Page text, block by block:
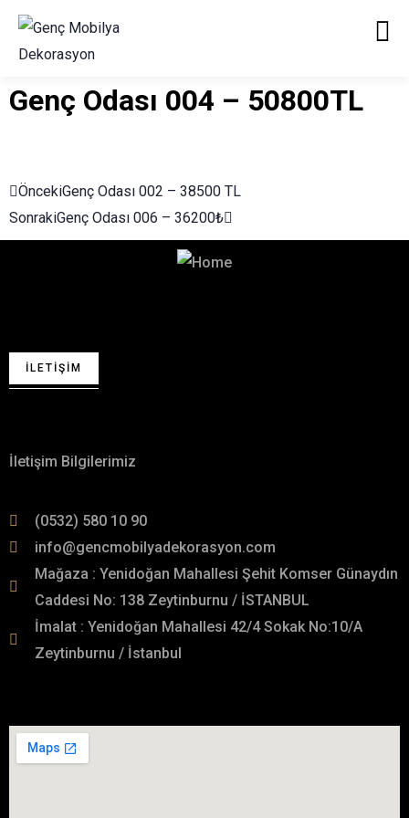
Genç Odası 004 – 50800TL
ÖncekiGenç Odası 002 – 38500 TL
SonrakiGenç Odası 006 – 36200₺
İLETIŞIM
İletişim Bilgilerimiz
(0532) 580 10 90
info@gencmobilyadekorasyon.com
Mağaza : Yenidoğan Mahallesi Şehit Komser Günaydın
Caddesi No: 138 Zeytinburnu / İSTANBUL
İmalat : Yenidoğan Mahallesi 42/4 Sokak No:10/A
Zeytinburnu / İstanbul